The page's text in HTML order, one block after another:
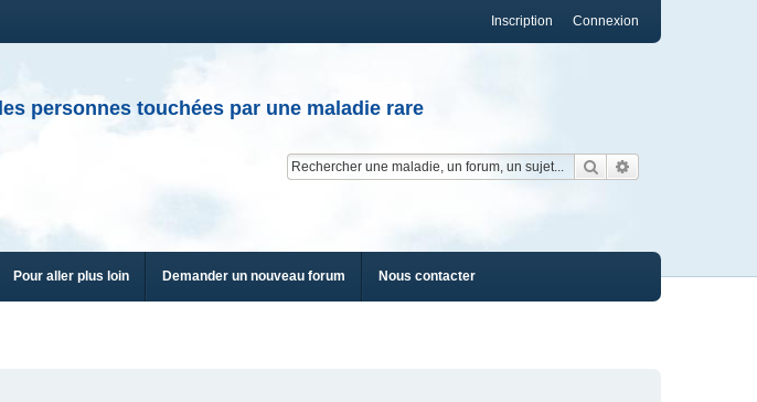
Connexion
Inscription
personnes touchées par une maladie rare
Rechercher
Pour aller plus loin Demander un nouveau forum Nous contacter